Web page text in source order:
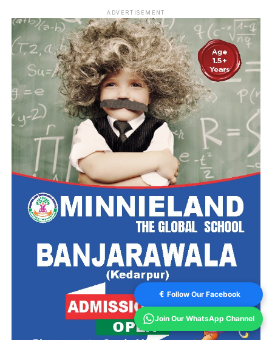
ADVERTISEMENT
Follow Our Facebook
Join Our WhatsApp Channel